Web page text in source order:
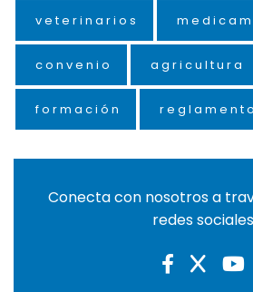
veterinarios
convenio agricultura
formación reglamento
Conecta con nosotros a
redes sociales